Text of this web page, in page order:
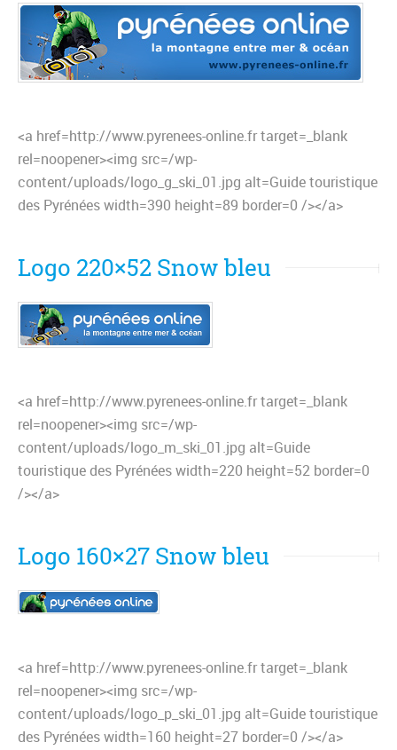
<a href=http://www.pyrenees-online.fr target=_blank
rel=noopener><img src=/wp-
content/uploads/logo_g_ski_01.jpg alt=Guide touristique
des Pyrénées width=390 height=89 border=0 /></a>
Logo 220×52 Snow bleu
<a href=http://www.pyrenees-online.fr target=_blank
rel=noopener><img src=/wp-
content/uploads/logo_m_ski_01.jpg alt=Guide
touristique des Pyrénées width=220 height=52 border=0
/></a>
Logo 160×27 Snow bleu
<a href=http://www.pyrenees-online.fr target=_blank
rel=noopener><img src=/wp-
content/uploads/logo_p_ski_01.jpg alt=Guide touristique
des Pyrénées width=160 height=27 border=0 /></a>